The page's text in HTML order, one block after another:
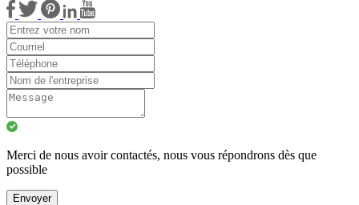
Merci de nous avoir contactés, nous vous répondrons dès que
possible
Envoyer